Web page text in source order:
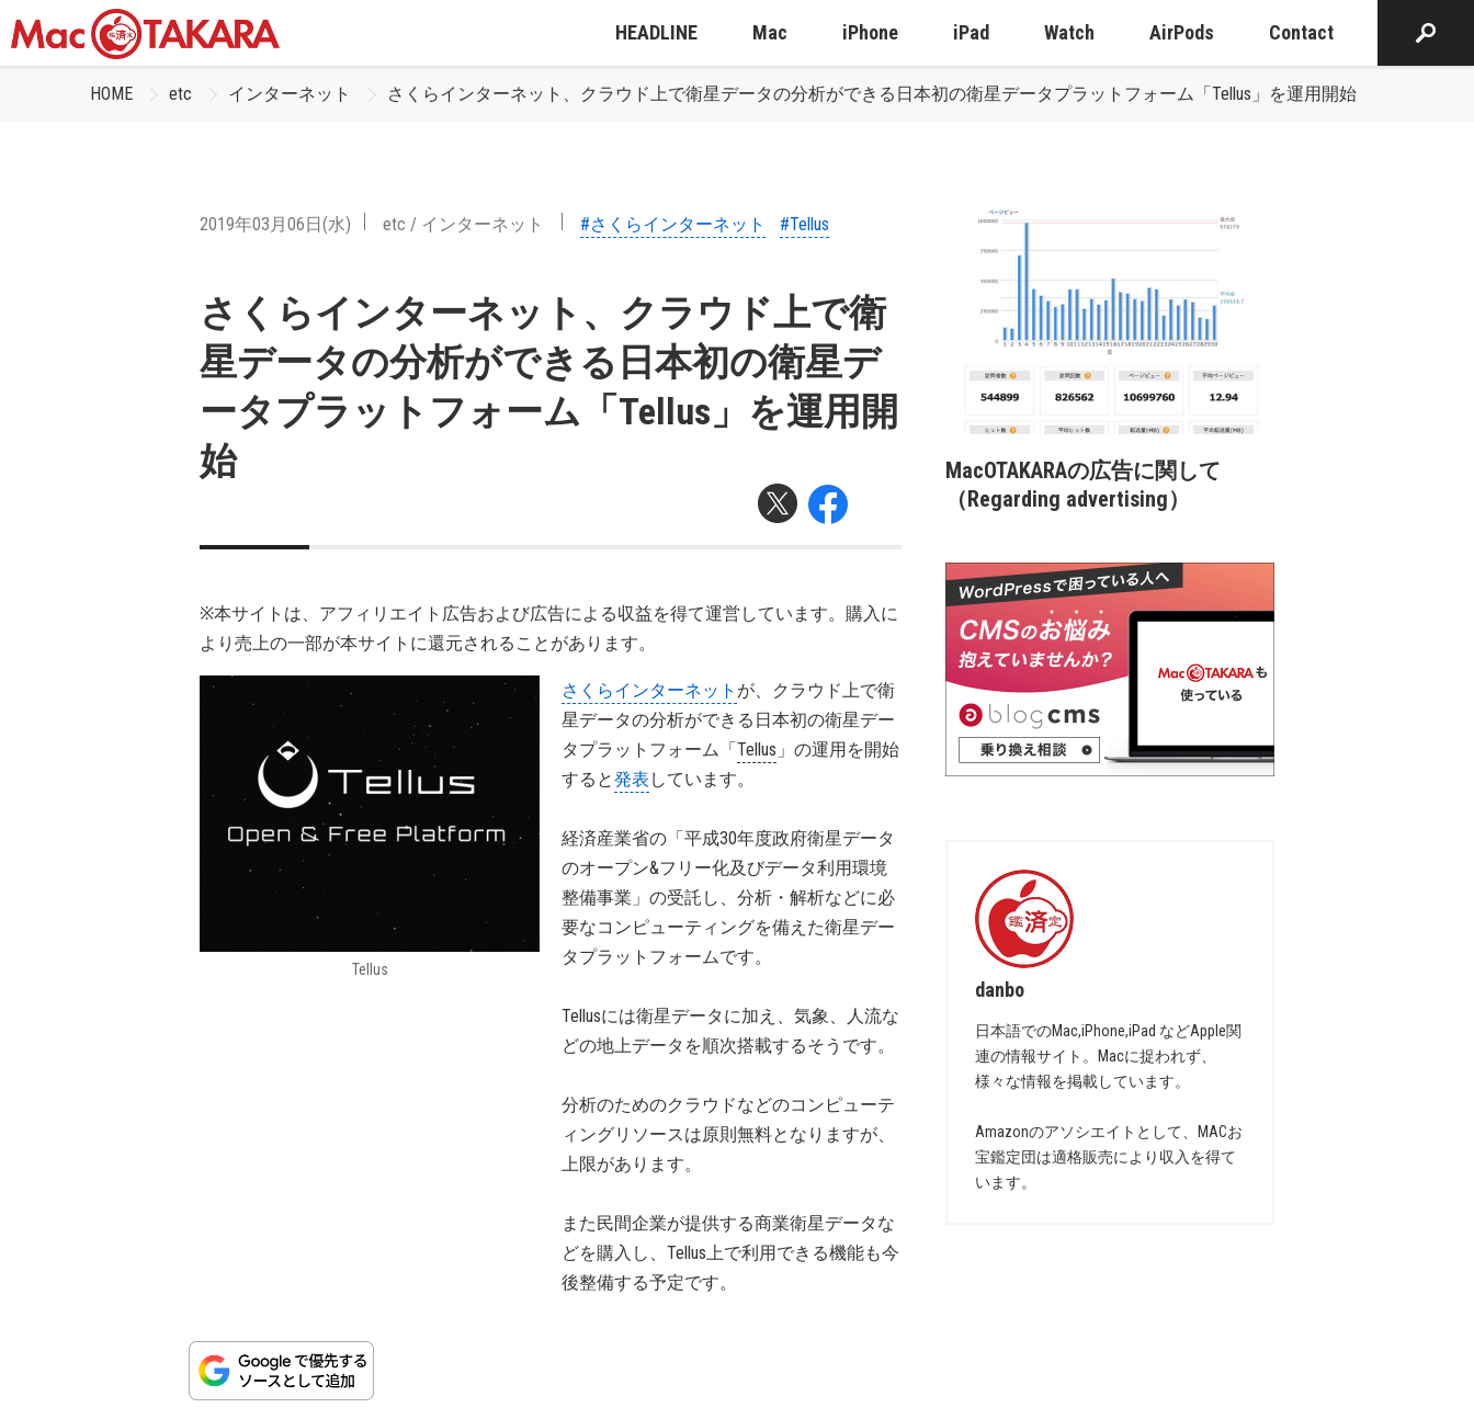
HEADLINE Mac iPhone iPad Watch AirPods Contact
HOME etc インターネット さくらインターネット、クラウド上で衛星データの分析ができる日本初の衛星データプラットフォーム「Tellus」を運用開始
2019年03月06日(水) etc / インターネット #さくらインターネット #Tellus
さくらインターネット、クラウド上で衛
星データの分析ができる日本初の衛星デ
ータプラットフォーム「Tellus」を運用開
始
※本サイトは、アフィリエイト広告および広告による収益を得て運営しています。購入に
より売上の一部が本サイトに還元されることがあります。
Tellus
さくらインターネット が、クラウド上で衛
星データの分析ができる日本初の衛星デー
タプラットフォーム「Tellus 」の運用を開始
すると発表 しています。
経済産業省の「平成30年度政府衛星データ
のオープン&フリー化及びデータ利用環境
整備事業」の受託し、分析・解析などに必
要なコンピューティングを備えた衛星デー
タプラットフォームです。
Tellusには衛星データに加え、気象、人流な
どの地上データを順次搭載するそうです。
分析のためのクラウドなどのコンピューテ
ィングリソースは原則無料となりますが、
上限があります。
また民間企業が提供する商業衛星データな
どを購入し、Tellus上で利用できる機能も今
後整備する予定です。
MacOTAKARAの広告に関して
（Regarding advertising）
danbo
日本語でのMac,iPhone,iPad などApple関
連の情報サイト。Macに捉われず、
様々な情報を掲載しています。
Amazonのアソシエイトとして、MACお
宝鑑定団は適格販売により収入を得て
います。